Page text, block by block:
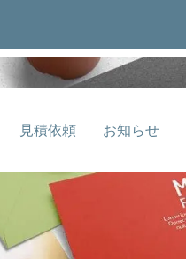
見積依頼 お知らせ